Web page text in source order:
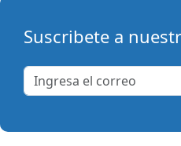
Suscribete a